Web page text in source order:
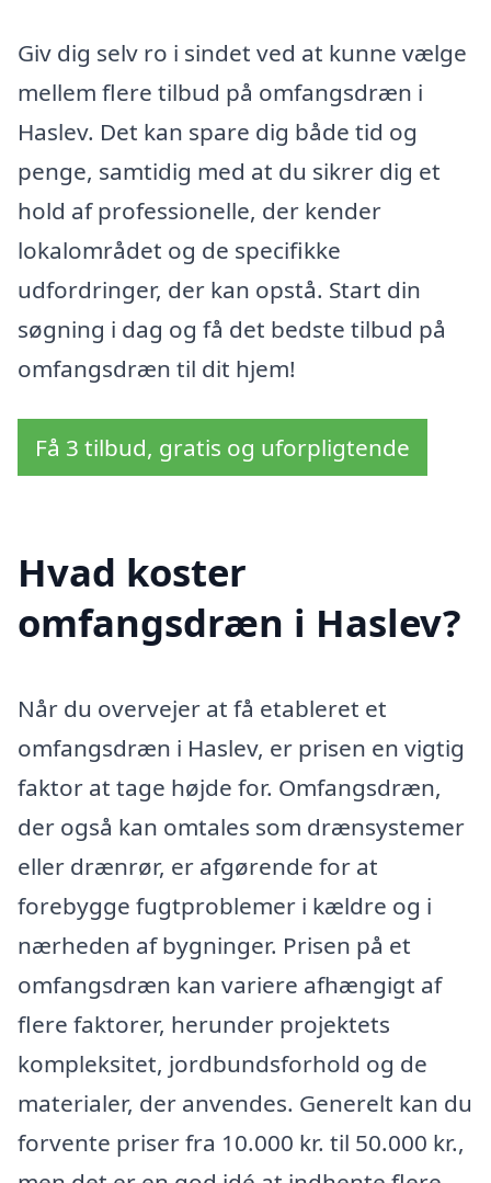
Giv dig selv ro i sindet ved at kunne vælge
mellem flere tilbud på omfangsdræn i
Haslev. Det kan spare dig både tid og
penge, samtidig med at du sikrer dig et
hold af professionelle, der kender
lokalområdet og de specifikke
udfordringer, der kan opstå. Start din
søgning i dag og få det bedste tilbud på
omfangsdræn til dit hjem!
Få 3 tilbud, gratis og uforpligtende
Hvad koster
omfangsdræn i Haslev?
Når du overvejer at få etableret et
omfangsdræn i Haslev, er prisen en vigtig
faktor at tage højde for. Omfangsdræn,
der også kan omtales som drænsystemer
eller drænrør, er afgørende for at
forebygge fugtproblemer i kældre og i
nærheden af bygninger. Prisen på et
omfangsdræn kan variere afhængigt af
flere faktorer, herunder projektets
kompleksitet, jordbundsforhold og de
materialer, der anvendes. Generelt kan du
forvente priser fra 10.000 kr. til 50.000 kr.,